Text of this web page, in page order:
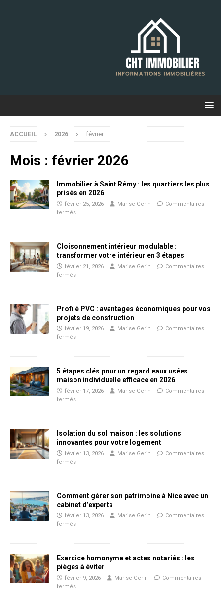
ACCUEIL 2026 février
Mois : février 2026
Immobilier à Saint Rémy : les quartiers les plus
prisés en 2026
février 25, 2026 Marise Gerin
Commentaires
fermés
Cloisonnement intérieur modulable :
transformer votre intérieur en 3 étapes
février 21, 2026 Marise Gerin
Commentaires
fermés
Profilé PVC : avantages économiques pour vos
projets de construction
février 19, 2026 Marise Gerin
Commentaires
fermés
5 étapes clés pour un regard eaux usées
maison individuelle efficace en 2026
février 17, 2026 Marise Gerin
Commentaires
fermés
Isolation du sol maison : les solutions
innovantes pour votre logement
février 13, 2026 Marise Gerin
Commentaires
fermés
Comment gérer son patrimoine à Nice avec un
cabinet d’experts
février 13, 2026 Marise Gerin
Commentaires
fermés
Exercice homonyme et actes notariés : les
pièges à éviter
février 9, 2026 Marise Gerin
Commentaires
fermés